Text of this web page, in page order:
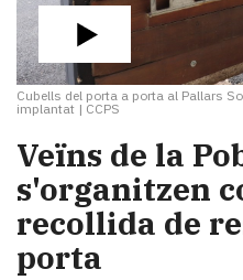
Cubells del porta a porta al Pallars
implantat | CCPS
Veïns de la
s'organitzen
recollida de
porta